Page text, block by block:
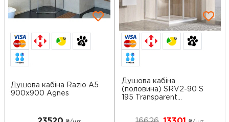
6
Душова кабіна Razio A5
900х900 Agnes
6
Душова кабіна
(половина) SRV2-90 S
195 Transparent...